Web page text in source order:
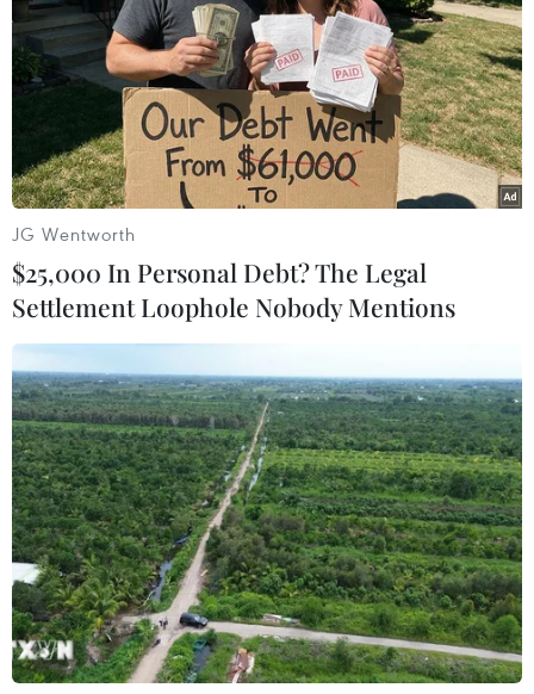
Tổng thống Nga Vladimir Putin (giữa) và trưởng bộ phận An
ninh liên bang tại Quận liên bang phía Nam, Đại tướng Nikolai
Lisinsky (phải), tới thăm trạm biên giới Yermolovka. (Nguồn:
sputniknews)
JG Wentworth
$25,000 In Personal Debt? The Legal
Settlement Loophole Nobody Mentions